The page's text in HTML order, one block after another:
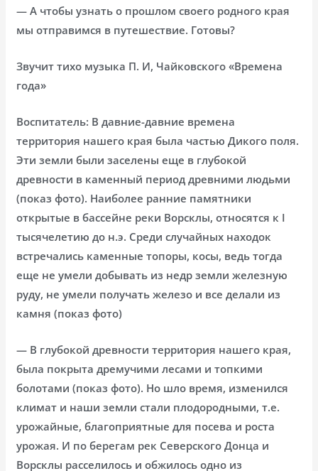
— А чтобы узнать о прошлом своего родного края
мы отправимся в путешествие. Готовы?
Звучит тихо музыка П. И, Чайковского «Времена
года»
Воспитатель: В давние-давние времена
территория нашего края была частью Дикого поля.
Эти земли были заселены еще в глубокой
древности в каменный период древними людьми
(показ фото). Наиболее ранние памятники
открытые в бассейне реки Ворсклы, относятся к I
тысячелетию до н.э. Среди случайных находок
встречались каменные топоры, косы, ведь тогда
еще не умели добывать из недр земли железную
руду, не умели получать железо и все делали из
камня (показ фото)
— В глубокой древности территория нашего края,
была покрыта дремучими лесами и топкими
болотами (показ фото). Но шло время, изменился
климат и наши земли стали плодородными, т.е.
урожайные, благоприятные для посева и роста
урожая. И по берегам рек Северского Донца и
Ворсклы расселилось и обжилось одно из